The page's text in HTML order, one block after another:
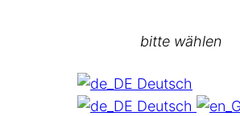
bitte wählen
Deutsch
Deutsch